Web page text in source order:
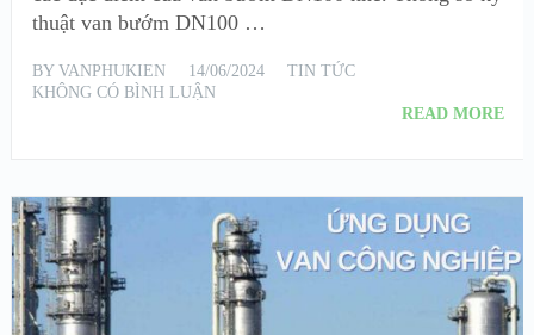
thuật van bướm DN100 …
BY VANPHUKIEN 14/06/2024
TIN TỨC
KHÔNG CÓ BÌNH LUẬN
READ MORE